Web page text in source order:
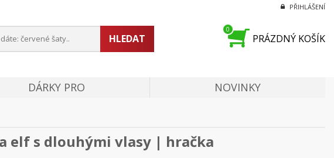
HLEDAT
PŘIHLÁŠENÍ
0
PRÁZDNÝ KOŠÍK
DÁRKY PRO NOVINKY
elf s dlouhými vlasy | hračka